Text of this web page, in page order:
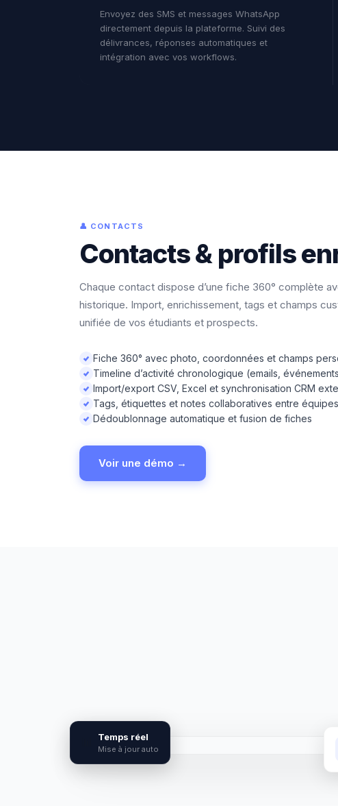
Envoyez des SMS et messages WhatsApp
directement depuis la plateforme. Suivi des
délivrances, réponses automatiques et
intégration avec vos workflows.
👤 CONTACTS
Contacts & profils
Chaque contact dispose d’une fiche 360° complète
historique. Import, enrichissement, tags et champs
unifiée de vos étudiants et prospects.
Fiche 360° avec photo, coordonnées et champs
Timeline d’activité chronologique (emails,
Import/export CSV, Excel et synchronisation CRM
Tags, étiquettes et notes collaboratives entre équipes
Dédoublonnage automatique et fusion de fiches
Voir une démo →
Temps réel
Mise à jour auto